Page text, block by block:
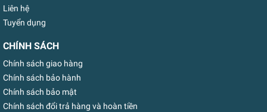
Liên hệ
Tuyển dụng
CHÍNH SÁCH
Chính sách giao hàng
Chính sách bảo hành
Chính sách bảo mật
Chính sách đổi trả hàng và hoàn tiền